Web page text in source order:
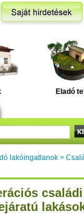
Eladó
lakóingatlanok >